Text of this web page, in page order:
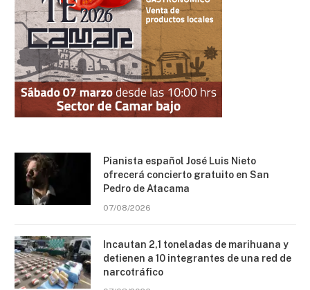
Pianista español José Luis Nieto
ofrecerá concierto gratuito en San
Pedro de Atacama
07/08/2026
Incautan 2,1 toneladas de marihuana y
detienen a 10 integrantes de una red de
narcotráfico